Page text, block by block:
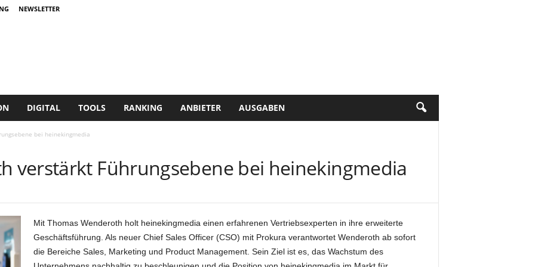
NEWSLETTER
DIGITAL TOOLS RANKING ANBIETER AUSGABEN
bei heinekingmedia
verstärkt Führungsebene bei heinekingmedia
Mit Thomas Wenderoth holt heinekingmedia einen erfahrenen Vertriebsexperten in ihre erweiterte
Geschäftsführung. Als neuer Chief Sales Officer (CSO) mit Prokura verantwortet Wenderoth ab sofort
die Bereiche Sales, Marketing und Product Management. Sein Ziel ist es, das Wachstum des